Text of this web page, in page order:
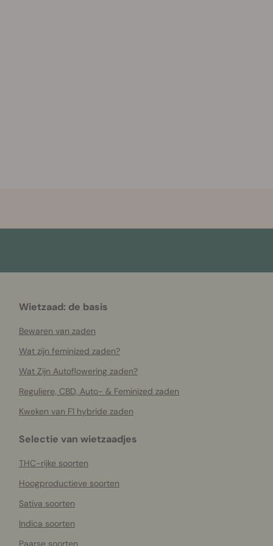
Wietzaad: de basis
Bewaren van zaden
Wat zijn feminized zaden?
Wat Zijn Autoflowering zaden?
Reguliere, CBD, Auto- & Feminized zaden
Kweken van F1 hybride zaden
Selectie van wietzaadjes
THC-rijke soorten
Hoogproductieve soorten
Sativa soorten
Indica soorten
Paarse soorten